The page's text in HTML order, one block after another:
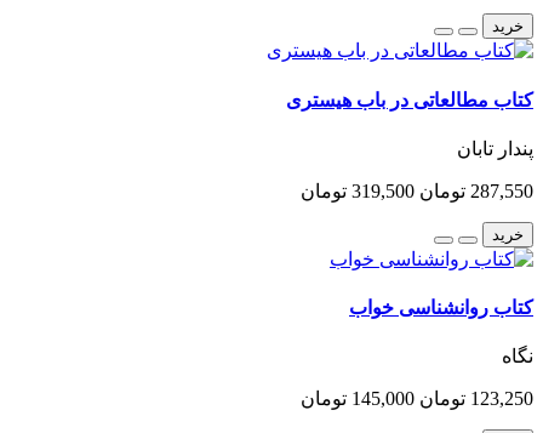
خرید
کتاب مطالعاتی در باب هیستری
پندار تابان
287,550 تومان 319,500 تومان
خرید
کتاب روانشناسی خواب
نگاه
123,250 تومان 145,000 تومان